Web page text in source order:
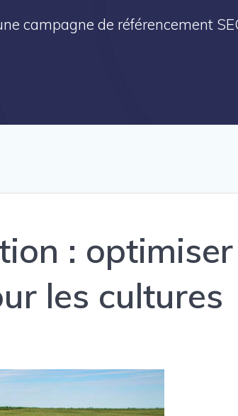
campagne de référencement
: optimiser
les cultures